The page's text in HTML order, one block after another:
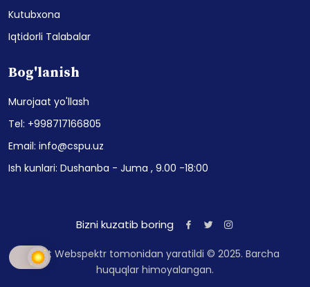
Kutubxona
Iqtidorli Talabalar
Bog'lanish
Murojaat yo'llash
Tel: +998717166805
Email: info@cspu.uz
Ish kunlari: Dushanba - Juma , 9.00 -18:00
Bizni kuzatib boring
Sayt Webspektr tomonidan yaratildi © 2025. Barcha
huquqlar himoyalangan.